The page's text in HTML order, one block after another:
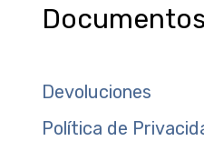
Documentos
Devoluciones
Política de